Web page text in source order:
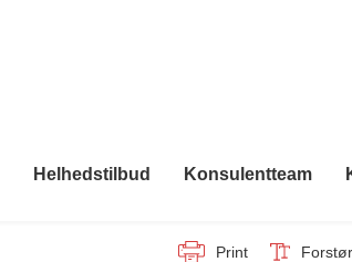
Helhedstilbud Konsulentteam
Print